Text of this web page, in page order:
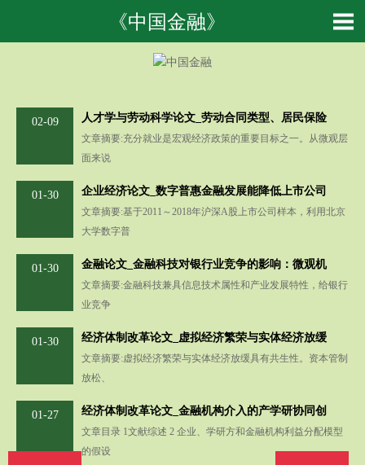
《中国金融》
02-09 人才学与劳动科学论文_劳动合同类型、居民保险
文章摘要:充分就业是宏观经济政策的重要目标之一。从微观层
面来说
01-30 企业经济论文_数字普惠金融发展能降低上市公司
文章摘要:基于2011～2018年沪深A股上市公司样本，利用北京
大学数字普
01-30 金融论文_金融科技对银行业竞争的影响：微观机
文章摘要:金融科技兼具信息技术属性和产业发展特性，给银行
业竞争
01-30 经济体制改革论文_虚拟经济繁荣与实体经济放缓
文章摘要:虚拟经济繁荣与实体经济放缓具有共生性。资本管制
放松、
01-27 经济体制改革论文_金融机构介入的产学研协同创
文章目录 1文献综述 2 企业、学研方和金融机构利益分配模型
的假设